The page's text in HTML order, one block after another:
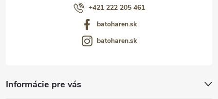
Informácie pre vás
+421 222 205 461
batoharen.sk
batoharen.sk